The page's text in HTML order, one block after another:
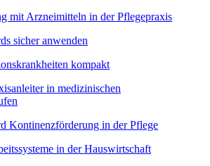
mit Arzneimitteln in der Pflegepraxis
sicher anwenden
kompakt
in medizinischen
Kontinenzförderung in der Pflege
in der Hauswirtschaft